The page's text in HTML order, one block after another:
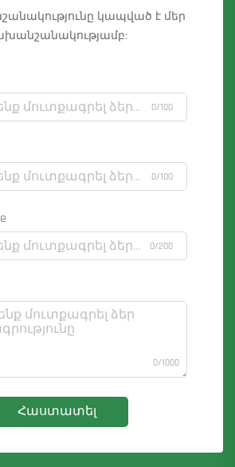
կապված է մեր
0/100
0/100
0/200
0/1000
Հաստատել